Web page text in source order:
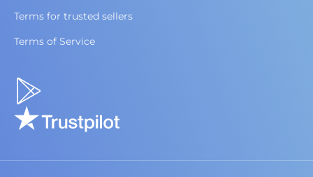
Terms for trusted sellers
Terms of Service